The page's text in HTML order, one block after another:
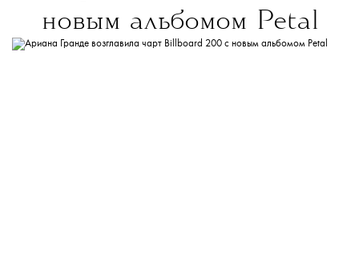
новым альбомом Petal